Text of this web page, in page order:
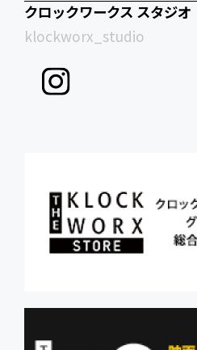
クロックワークス スタジオ
klockworx_studio